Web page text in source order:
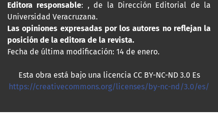
Editora responsable: , de la Dirección Editorial de la
Universidad Veracruzana.
Las opiniones expresadas por los autores no reflejan la
posición de la editora de la revista.
Fecha de última modificación: 14 de enero.
Esta obra está bajo una licencia CC BY-NC-ND 3.0 Es
https://creativecommons.org/licenses/by-nc-nd/3.0/es/